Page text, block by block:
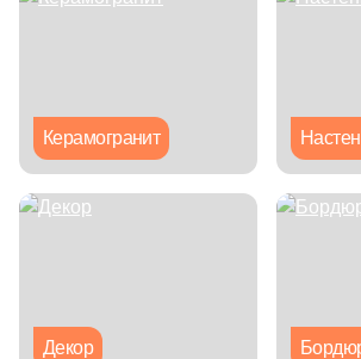
Глазурованная глянцевая
Лаппатированная
Полированная
Белая
Керамогранит
Декор